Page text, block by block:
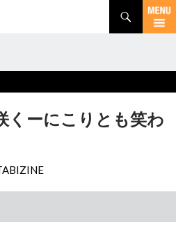
くーにこりとも笑わ